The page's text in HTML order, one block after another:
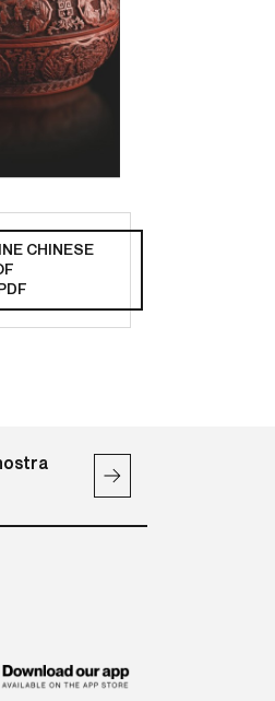
CHINESE